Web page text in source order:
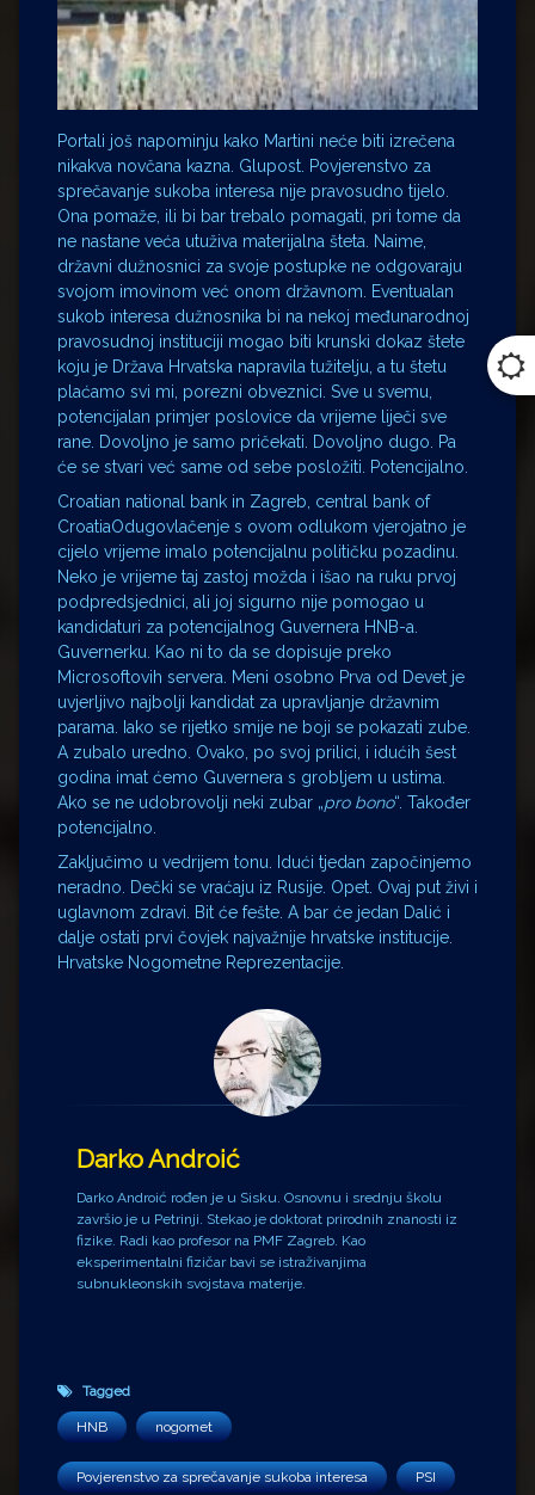
Portali još napominju kako Martini neće biti izrečena
nikakva novčana kazna. Glupost. Povjerenstvo za
sprečavanje sukoba interesa nije pravosudno tijelo.
Ona pomaže, ili bi bar trebalo pomagati, pri tome da
ne nastane veća utuživa materijalna šteta. Naime,
državni dužnosnici za svoje postupke ne odgovaraju
svojom imovinom već onom državnom. Eventualan
sukob interesa dužnosnika bi na nekoj međunarodnoj
pravosudnoj instituciji mogao biti krunski dokaz štete
koju je Država Hrvatska napravila tužitelju, a tu štetu
plaćamo svi mi, porezni obveznici. Sve u svemu,
potencijalan primjer poslovice da vrijeme liječi sve
rane. Dovoljno je samo pričekati. Dovoljno dugo. Pa
će se stvari već same od sebe posložiti. Potencijalno.
Croatian national bank in Zagreb, central bank of
CroatiaOdugovlačenje s ovom odlukom vjerojatno je
cijelo vrijeme imalo potencijalnu političku pozadinu.
Neko je vrijeme taj zastoj možda i išao na ruku prvoj
podpredsjednici, ali joj sigurno nije pomogao u
kandidaturi za potencijalnog Guvernera HNB-a.
Guvernerku. Kao ni to da se dopisuje preko
Microsoftovih servera. Meni osobno Prva od Devet je
uvjerljivo najbolji kandidat za upravljanje državnim
parama. Iako se rijetko smije ne boji se pokazati zube.
A zubalo uredno. Ovako, po svoj prilici, i idućih šest
godina imat ćemo Guvernera s grobljem u ustima.
Ako se ne udobrovolji neki zubar „pro bono“. Također
potencijalno.
Zaključimo u vedrijem tonu. Idući tjedan započinjemo
neradno. Dečki se vraćaju iz Rusije. Opet. Ovaj put živi i
uglavnom zdravi. Bit će fešte. A bar će jedan Dalić i
dalje ostati prvi čovjek najvažnije hrvatske institucije.
Hrvatske Nogometne Reprezentacije.
Darko Androić
Darko Androić rođen je u Sisku. Osnovnu i srednju školu
završio je u Petrinji. Stekao je doktorat prirodnih znanosti iz
fizike. Radi kao profesor na PMF Zagreb. Kao
eksperimentalni fizičar bavi se istraživanjima
subnukleonskih svojstava materije.
Tagged
HNB nogomet
Povjerenstvo za sprečavanje sukoba interesa PSI